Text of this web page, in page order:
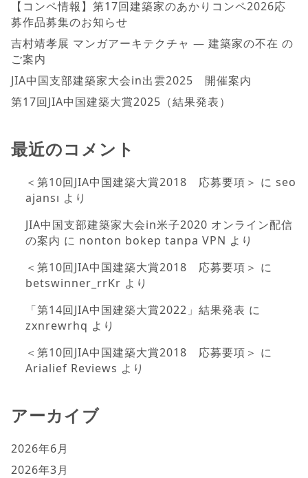
【コンペ情報】第17回建築家のあかりコンペ2026応
募作品募集のお知らせ
吉村靖孝展 マンガアーキテクチャ ― 建築家の不在 の
ご案内
JIA中国支部建築家大会in出雲2025 開催案内
第17回JIA中国建築大賞2025（結果発表）
最近のコメント
＜第10回JIA中国建築大賞2018 応募要項＞ に seo
ajansı より
JIA中国支部建築家大会in米子2020 オンライン配信
の案内 に nonton bokep tanpa VPN より
＜第10回JIA中国建築大賞2018 応募要項＞ に
betswinner_rrKr より
「第14回JIA中国建築大賞2022」結果発表 に
zxnrewrhq より
＜第10回JIA中国建築大賞2018 応募要項＞ に
Arialief Reviews より
アーカイブ
2026年6月
2026年3月